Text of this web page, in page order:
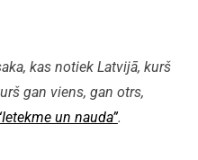
kas notiek Latvijā, kurš
gan viens, gan otrs,
un nauda”.